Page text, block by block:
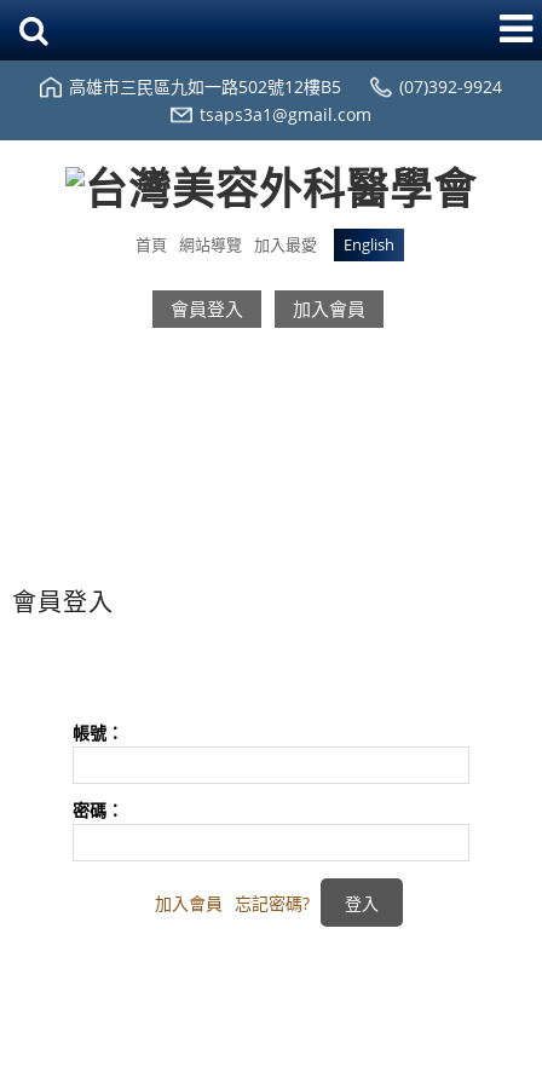
高雄市三民區九如一路502號12樓B5
(07)392-9924
tsaps3a1@gmail.com
首頁 網站導覽 加入最愛 English
會員登入 加入會員
會員登入
帳號：
密碼：
加入會員 忘記密碼?